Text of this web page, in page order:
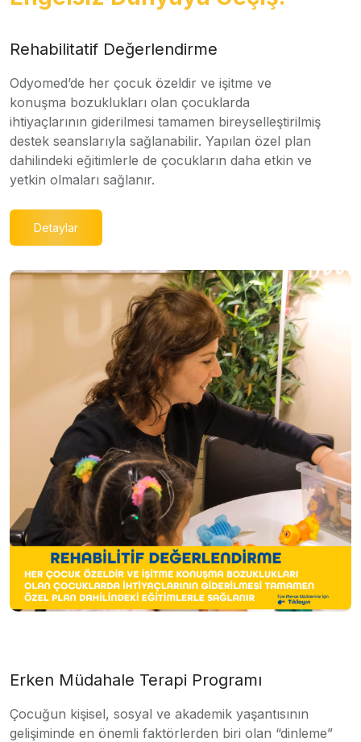
Rehabilitatif Değerlendirme
Odyomed’de her çocuk özeldir ve işitme ve
konuşma bozuklukları olan çocuklarda
ihtiyaçlarının giderilmesi tamamen bireyselleştirilmiş
destek seanslarıyla sağlanabilir. Yapılan özel plan
dahilindeki eğitimlerle de çocukların daha etkin ve
yetkin olmaları sağlanır.
Detaylar
Erken Müdahale Terapi Programı
Çocuğun kişisel, sosyal ve akademik yaşantısının
gelişiminde en önemli faktörlerden biri olan “dinleme”